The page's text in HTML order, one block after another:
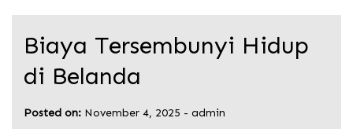
Biaya Tersembunyi Hidup
di Belanda
Posted on: November 4, 2025 - admin